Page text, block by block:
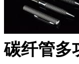
碳纤管多